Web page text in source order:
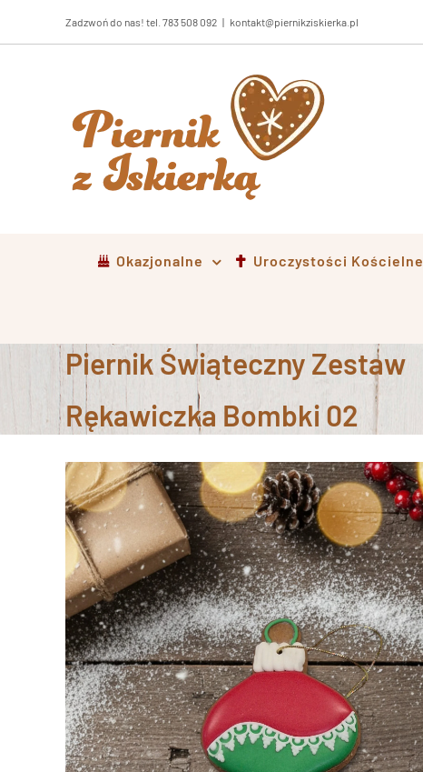
Zadzwoń do nas! tel. 783 508 092 | kontakt@piernikziskierka.pl
Okazjonalne Uroczystości Kościelne
Piernik Świąteczny Zestaw
Rękawiczka Bombki 02